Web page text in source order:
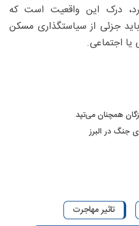
درک این واقعیت است که
جزئی از سیاستگذاری مسکن
یا اجتماعی.
همچنان می‌تپد
در البرز
تاثیر مهاجرت